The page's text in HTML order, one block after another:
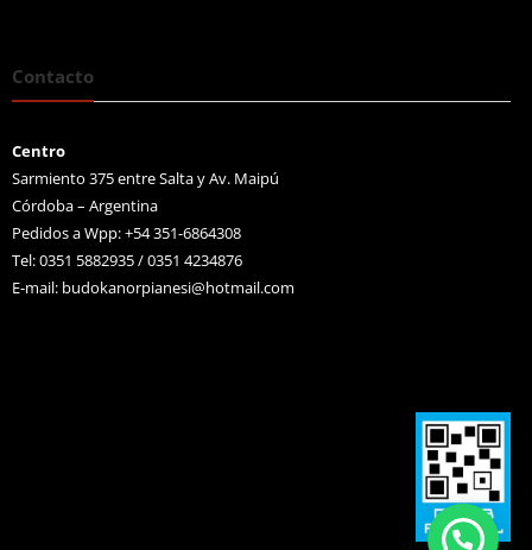
Contacto
Centro
Sarmiento 375 entre Salta y Av. Maipú
Córdoba – Argentina
Pedidos a Wpp: +54 351-6864308
Tel: 0351 5882935 / 0351 4234876
E-mail: budokanorpianesi@hotmail.com